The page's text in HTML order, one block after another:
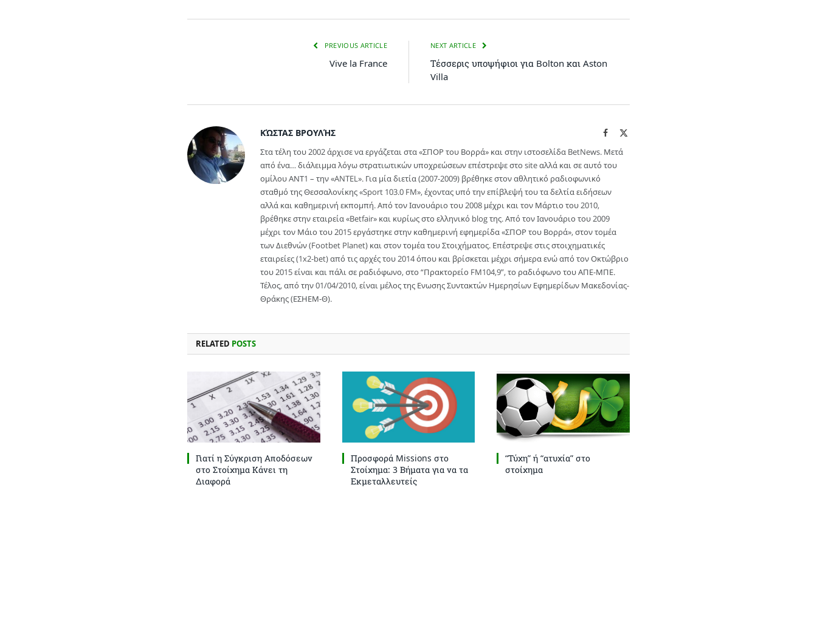
PREVIOUS ARTICLE
Vive la France
NEXT ARTICLE
Τέσσερις υποψήφιοι για Bolton και Aston
Villa
ΚΏΣΤΑΣ ΒΡΟΥΛΉΣ Facebook
X
Στα τέλη του 2002 άρχισε να εργάζεται στα «ΣΠΟΡ του Βορρά» και στην ιστοσελίδα BetNews. Μετά
από ένα… διάλειμμα λόγω στρατιωτικών υποχρεώσεων επέστρεψε στο site αλλά και σε αυτό του
ομίλου ΑΝΤ1 – την «ANTEL». Για μία διετία (2007-2009) βρέθηκε στον αθλητικό ραδιοφωνικό
σταθμό της Θεσσαλονίκης «Sport 103.0 FM», έχοντας υπό την επίβλεψή του τα δελτία ειδήσεων
αλλά και καθημερινή εκπομπή. Από τον Ιανουάριο του 2008 μέχρι και τον Μάρτιο του 2010,
βρέθηκε στην εταιρεία «Betfair» και κυρίως στο ελληνικό blog της. Από τον Ιανουάριο του 2009
μέχρι τον Μάιο του 2015 εργάστηκε στην καθημερινή εφημερίδα «ΣΠΟΡ του Βορρά», στον τομέα
των Διεθνών (Footbet Planet) και στον τομέα του Στοιχήματος. Επέστρεψε στις στοιχηματικές
εταιρείες (1x2-bet) από τις αρχές του 2014 όπου και βρίσκεται μέχρι σήμερα ενώ από τον Οκτώβριο
του 2015 είναι και πάλι σε ραδιόφωνο, στο “Πρακτορείο FM104,9”, το ραδιόφωνο του ΑΠΕ-ΜΠΕ.
Τέλος, από την 01/04/2010, είναι μέλος της Ενωσης Συντακτών Ημερησίων Εφημερίδων Μακεδονίας-
Θράκης (ΕΣΗΕΜ-Θ).
RELATED POSTS
Γιατί η Σύγκριση Αποδόσεων
στο Στοίχημα Κάνει τη
Διαφορά
Προσφορά Missions στο
Στοίχημα: 3 Βήματα για να τα
Εκμεταλλευτείς
“Τύχη” ή “ατυχία” στο
στοίχημα